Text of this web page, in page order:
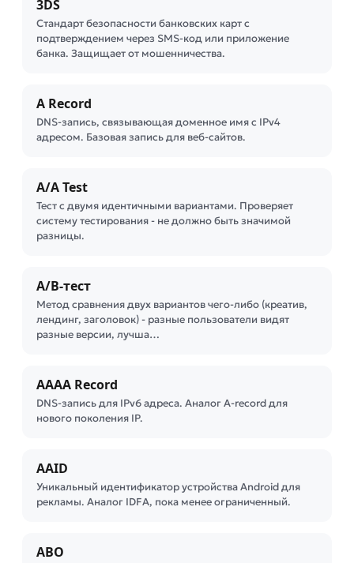
3DS
Стандарт безопасности банковских карт с
подтверждением через SMS-код или приложение
банка. Защищает от мошенничества.
A Record
DNS-запись, связывающая доменное имя с IPv4
адресом. Базовая запись для веб-сайтов.
A/A Test
Тест с двумя идентичными вариантами. Проверяет
систему тестирования - не должно быть значимой
разницы.
A/B-тест
Метод сравнения двух вариантов чего-либо (креатив,
лендинг, заголовок) - разные пользователи видят
разные версии, лучша…
AAAA Record
DNS-запись для IPv6 адреса. Аналог A-record для
нового поколения IP.
AAID
Уникальный идентификатор устройства Android для
рекламы. Аналог IDFA, пока менее ограниченный.
ABO